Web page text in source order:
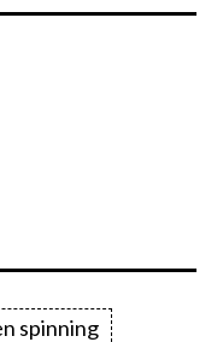
spinning